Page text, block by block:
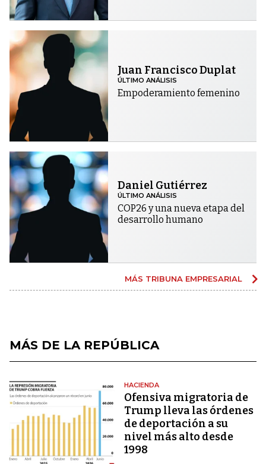
Juan Francisco Duplat
ÚLTIMO ANÁLISIS
Empoderamiento femenino
Daniel Gutiérrez
ÚLTIMO ANÁLISIS
COP26 y una nueva etapa del
desarrollo humano
MÁS TRIBUNA EMPRESARIAL
MÁS DE LA REPÚBLICA
HACIENDA
Ofensiva migratoria de
Trump lleva las órdenes
de deportación a su
nivel más alto desde
1998